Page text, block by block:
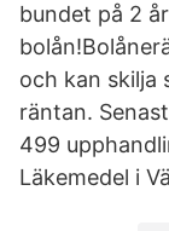
bundet på 2
och kan skilja
räntan.
499
Läkemedel i